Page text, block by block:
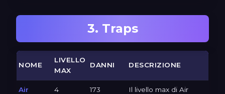
3. Traps
NOME
LIVELLO
MAX
DANNI DESCRIZIONE
Air
4 173
Il livello max di Air